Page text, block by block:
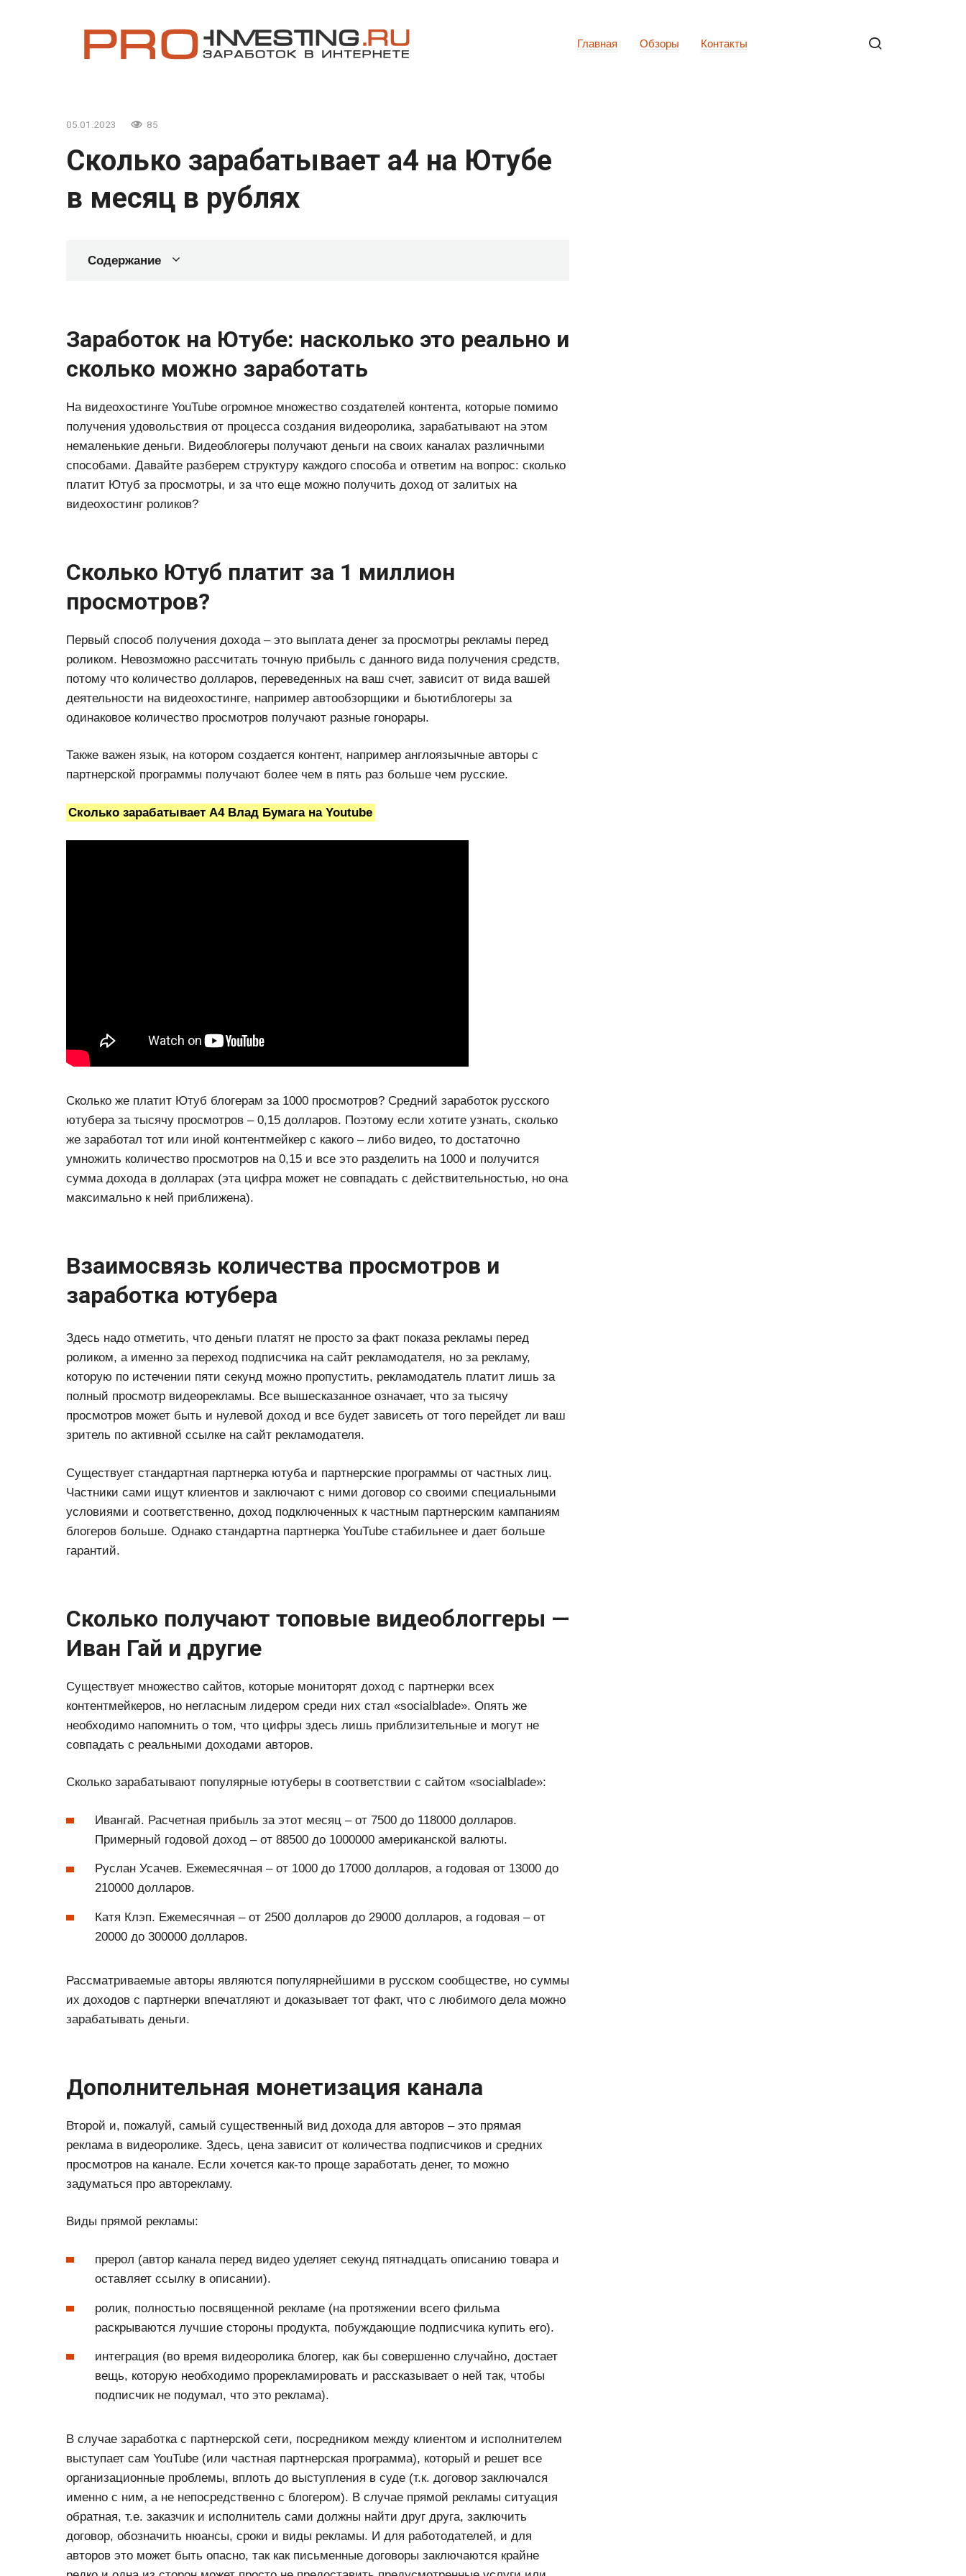
Главная Обзоры Контакты
05.01.2023 85
Сколько зарабатывает а4 на Ютубе
в месяц в рублях
Содержание
Заработок на Ютубе: насколько это реально и
сколько можно заработать
На видеохостинге YouTube огромное множество создателей контента, которые помимо
получения удовольствия от процесса создания видеоролика, зарабатывают на этом
немаленькие деньги. Видеоблогеры получают деньги на своих каналах различными
способами. Давайте разберем структуру каждого способа и ответим на вопрос: сколько
платит Ютуб за просмотры, и за что еще можно получить доход от залитых на
видеохостинг роликов?
Сколько Ютуб платит за 1 миллион
просмотров?
Первый способ получения дохода – это выплата денег за просмотры рекламы перед
роликом. Невозможно рассчитать точную прибыль с данного вида получения средств,
потому что количество долларов, переведенных на ваш счет, зависит от вида вашей
деятельности на видеохостинге, например автообзорщики и бьютиблогеры за
одинаковое количество просмотров получают разные гонорары.
Также важен язык, на котором создается контент, например англоязычные авторы с
партнерской программы получают более чем в пять раз больше чем русские.
Сколько зарабатывает A4 Влад Бумага на Youtube
Сколько же платит Ютуб блогерам за 1000 просмотров? Средний заработок русского
ютубера за тысячу просмотров – 0,15 долларов. Поэтому если хотите узнать, сколько
же заработал тот или иной контентмейкер с какого – либо видео, то достаточно
умножить количество просмотров на 0,15 и все это разделить на 1000 и получится
сумма дохода в долларах (эта цифра может не совпадать с действительностью, но она
максимально к ней приближена).
Взаимосвязь количества просмотров и
заработка ютубера
Здесь надо отметить, что деньги платят не просто за факт показа рекламы перед
роликом, а именно за переход подписчика на сайт рекламодателя, но за рекламу,
которую по истечении пяти секунд можно пропустить, рекламодатель платит лишь за
полный просмотр видеорекламы. Все вышесказанное означает, что за тысячу
просмотров может быть и нулевой доход и все будет зависеть от того перейдет ли ваш
зритель по активной ссылке на сайт рекламодателя.
Существует стандартная партнерка ютуба и партнерские программы от частных лиц.
Частники сами ищут клиентов и заключают с ними договор со своими специальными
условиями и соответственно, доход подключенных к частным партнерским кампаниям
блогеров больше. Однако стандартна партнерка YouTube стабильнее и дает больше
гарантий.
Сколько получают топовые видеоблоггеры —
Иван Гай и другие
Существует множество сайтов, которые мониторят доход с партнерки всех
контентмейкеров, но негласным лидером среди них стал «socialblade». Опять же
необходимо напомнить о том, что цифры здесь лишь приблизительные и могут не
совпадать с реальными доходами авторов.
Сколько зарабатывают популярные ютуберы в соответствии с сайтом «socialblade»:
Ивангай. Расчетная прибыль за этот месяц – от 7500 до 118000 долларов.
Примерный годовой доход – от 88500 до 1000000 американской валюты.
Руслан Усачев. Ежемесячная – от 1000 до 17000 долларов, а годовая от 13000 до
210000 долларов.
Катя Клэп. Ежемесячная – от 2500 долларов до 29000 долларов, а годовая – от
20000 до 300000 долларов.
Рассматриваемые авторы являются популярнейшими в русском сообществе, но суммы
их доходов с партнерки впечатляют и доказывает тот факт, что с любимого дела можно
зарабатывать деньги.
Дополнительная монетизация канала
Второй и, пожалуй, самый существенный вид дохода для авторов – это прямая
реклама в видеоролике. Здесь, цена зависит от количества подписчиков и средних
просмотров на канале. Если хочется как-то проще заработать денег, то можно
задуматься про авторекламу.
Виды прямой рекламы:
прерол (автор канала перед видео уделяет секунд пятнадцать описанию товара и
оставляет ссылку в описании).
ролик, полностью посвященной рекламе (на протяжении всего фильма
раскрываются лучшие стороны продукта, побуждающие подписчика купить его).
интеграция (во время видеоролика блогер, как бы совершенно случайно, достает
вещь, которую необходимо прорекламировать и рассказывает о ней так, чтобы
подписчик не подумал, что это реклама).
В случае заработка с партнерской сети, посредником между клиентом и исполнителем
выступает сам YouTube (или частная партнерская программа), который и решет все
организационные проблемы, вплоть до выступления в суде (т.к. договор заключался
именно с ним, а не непосредственно с блогером). В случае прямой рекламы ситуация
обратная, т.е. заказчик и исполнитель сами должны найти друг друга, заключить
договор, обозначить нюансы, сроки и виды рекламы. И для работодателей, и для
авторов это может быть опасно, так как письменные договоры заключаются крайне